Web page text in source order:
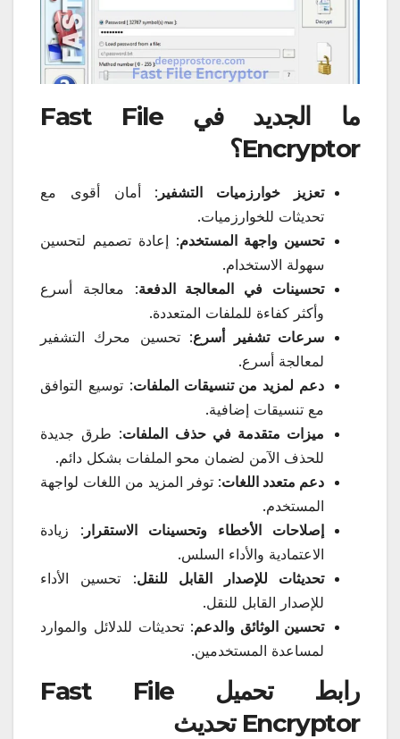
ما الجديد في Fast File
Encryptor؟
تعزيز خوارزميات التشفير : أمان أقوى مع
تحديثات للخوارزميات.
تحسين واجهة المستخدم: إعادة تصميم لتحسين
سهولة الاستخدام.
تحسينات في المعالجة الدفعة: معالجة أسرع
وأكثر كفاءة للملفات المتعددة.
سرعات تشفير أسرع: تحسين محرك التشفير
لمعالجة أسرع.
دعم لمزيد من تنسيقات الملفات: توسيع التوافق
مع تنسيقات إضافية.
ميزات متقدمة في حذف الملفات: طرق جديدة
للحذف الآمن لضمان محو الملفات بشكل دائم.
دعم متعدد اللغات: توفر المزيد من اللغات لواجهة
المستخدم.
إصلاحات الأخطاء وتحسينات الاستقرار : زيادة
الاعتمادية والأداء السلس.
تحديثات للإصدار القابل للنقل: تحسين الأداء
للإصدار القابل للنقل.
تحسين الوثائق والدعم: تحديثات للدلائل والموارد
لمساعدة المستخدمين.
رابط تحميل Fast File
Encryptor تحديث